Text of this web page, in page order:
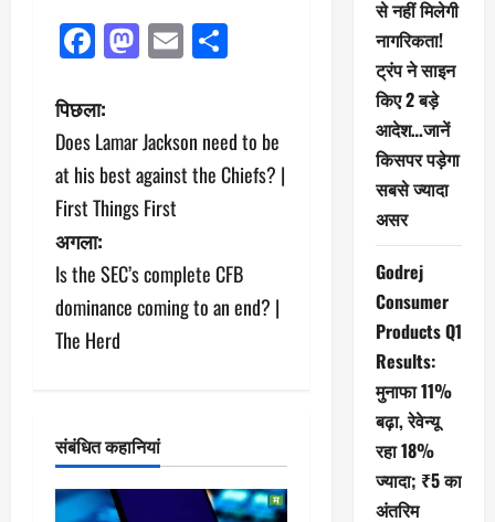
Facebook
Mastodon
Email
पो
स्ट
ने
वि
गे
श
पिछला:
Does Lamar Jackson need to be
at his best against the Chiefs? |
First Things First
अगला:
Is the SEC’s complete CFB
dominance coming to an end? |
The Herd
संबंधित कहानियां
से नहीं मिलेगी
नागरिकता!
ट्रंप ने साइन
किए 2 बड़े
आदेश…जानें
किसपर पड़ेगा
सबसे ज्यादा
असर
Godrej
Consumer
Products Q1
Results:
मुनाफा 11%
बढ़ा, रेवेन्यू
रहा 18%
ज्यादा; ₹5 का
अंतरिम